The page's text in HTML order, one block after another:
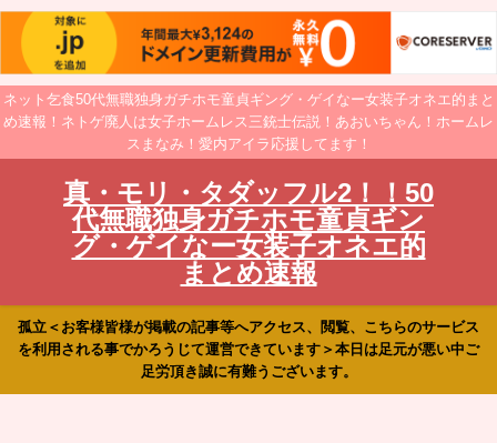
ネット乞食50代無職独身ガチホモ童貞ギング・ゲイなー女装子オネエ的まと
め速報！ネトゲ廃人は女子ホームレス三銃士伝説！あおいちゃん！ホームレ
スまなみ！愛内アイラ応援してます！
真・モリ・タダッフル2！！50
代無職独身ガチホモ童貞ギン
グ・ゲイなー女装子オネエ的
まとめ速報
孤立＜お客様皆様が掲載の記事等へアクセス、閲覧、こちらのサービス
を利用される事でかろうじて運営できています＞本日は足元が悪い中ご
足労頂き誠に有難うございます。